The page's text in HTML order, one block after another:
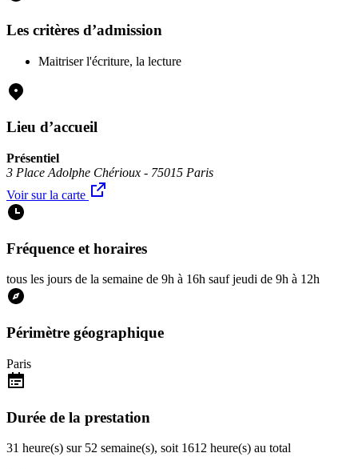
Les critères d’admission
Maitriser l'écriture, la lecture
Lieu d’accueil
Présentiel
3 Place Adolphe Chérioux - 75015 Paris
Voir sur la carte
Fréquence et horaires
tous les jours de la semaine de 9h à 16h sauf jeudi de 9h à 12h
Périmètre géographique
Paris
Durée de la prestation
31 heure(s) sur 52 semaine(s), soit 1612 heure(s) au total